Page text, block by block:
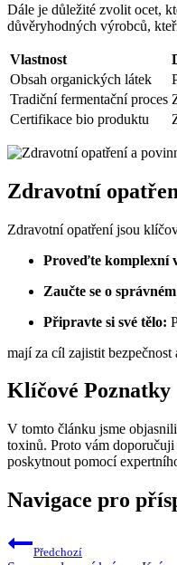
Dále je důležité zvolit ocet,
důvěryhodných výrobců,
Vlastnost
Obsah organických látek
Tradiční fermentační proces
Certifikace bio produktu
Zdravotní
Zdravotní opatření jsou
Proveďte komplexní
Zaučte se o
Připravte si své tělo:
mají za cíl zajistit
Klíčové Poznatky
V tomto článku jsme
toxinů. Proto vám
poskytnout pomocí
Navigace pro
Předchozí